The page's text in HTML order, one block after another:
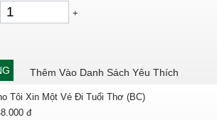
+
Thêm Vào Danh Sách Yêu Thích
Tôi Xin Một Vé Đi Tuổi Thơ (BC)
đ